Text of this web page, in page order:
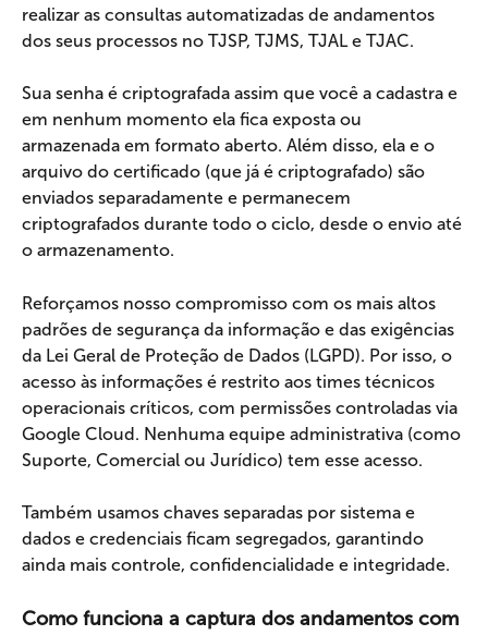
realizar as consultas automatizadas de andamentos
dos seus processos no TJSP, TJMS, TJAL e TJAC.
Sua senha é criptografada assim que você a cadastra e
em nenhum momento ela fica exposta ou
armazenada em formato aberto. Além disso, ela e o
arquivo do certificado (que já é criptografado) são
enviados separadamente e permanecem
criptografados durante todo o ciclo, desde o envio até
o armazenamento.
Reforçamos nosso compromisso com os mais altos
padrões de segurança da informação e das exigências
da Lei Geral de Proteção de Dados (LGPD). Por isso, o
acesso às informações é restrito aos times técnicos
operacionais críticos, com permissões controladas via
Google Cloud. Nenhuma equipe administrativa (como
Suporte, Comercial ou Jurídico) tem esse acesso.
Também usamos chaves separadas por sistema e
dados e credenciais ficam segregados, garantindo
ainda mais controle, confidencialidade e integridade.
Como funciona a captura dos andamentos com